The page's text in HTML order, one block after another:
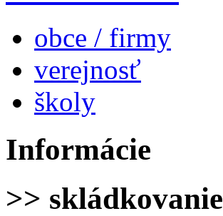
obce / firmy
verejnosť
školy
Informácie
>> skládkovanie